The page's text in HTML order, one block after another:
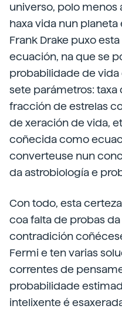
universo, polo
haxa vida nun
Frank Drake puxo
ecuación, na que se
probabilidade de
sete parámetros: taxa
fracción de estrelas
de xeración de vida,
coñecida como
converteuse nun
da astrobiología e
Con todo, esta
coa falta de probas
contradición
Fermi e ten varias
correntes de
probabilidade
intelixente é